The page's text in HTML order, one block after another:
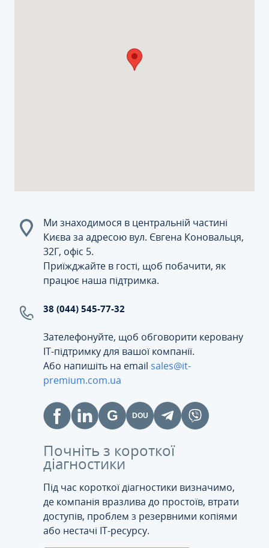
Ми знаходимося в центральній частині
Києва за адресою вул. Євгена Коновальця,
32Г, офіс 5.
Приїжджайте в гості, щоб побачити, як
працює наша підтримка.
38 (044) 545-77-32
Зателефонуйте, щоб обговорити керовану
ІТ-підтримку для вашої компанії.
Або напишіть на email sales@it-
premium.com.ua
Почніть з короткої
діагностики
Під час короткої діагностики визначимо,
де компанія вразлива до простоїв, втрати
доступів, проблем з резервними копіями
або нестачі IT-ресурсу.